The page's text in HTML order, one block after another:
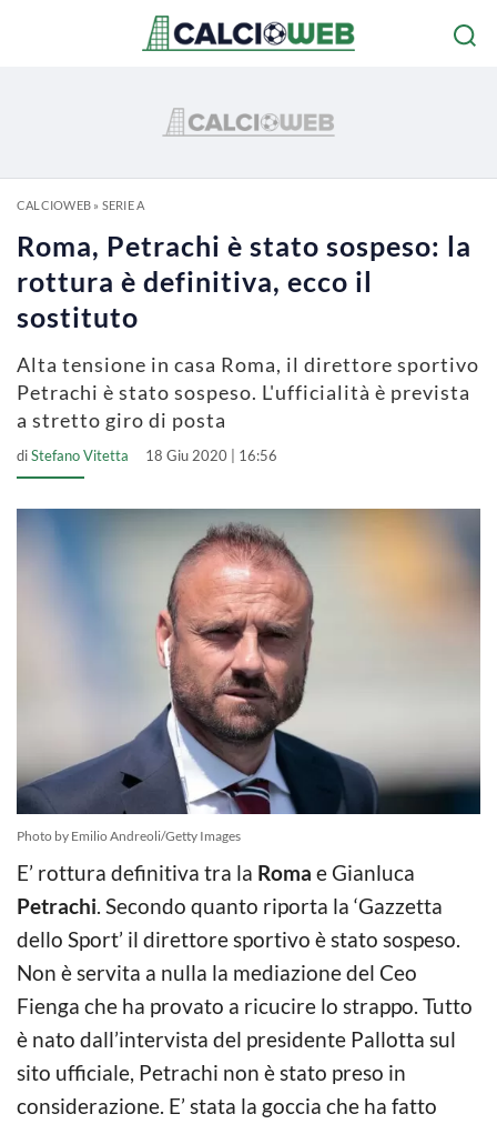
CALCIOWEB» SERIE A
Roma, Petrachi è stato sospeso: la
rottura è definitiva, ecco il
sostituto
Alta tensione in casa Roma, il direttore sportivo
Petrachi è stato sospeso. L'ufficialità è prevista
a stretto giro di posta
diStefano Vitetta 18 Giu 2020 | 16:56
Photo by Emilio Andreoli/Getty Images
E’ rottura definitiva tra la Roma e Gianluca
Petrachi. Secondo quanto riporta la ‘Gazzetta
dello Sport’ il direttore sportivo è stato sospeso.
Non è servita a nulla la mediazione del Ceo
Fienga che ha provato a ricucire lo strappo. Tutto
è nato dall’intervista del presidente Pallotta sul
sito ufficiale, Petrachi non è stato preso in
considerazione. E’ stata la goccia che ha fatto